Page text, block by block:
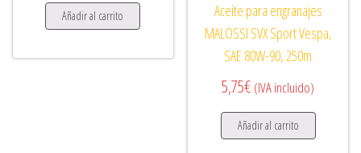
Añadir al carrito
Aceite para engranajes
MALOSSI SVX Sport Vespa,
SAE 80W-90, 250m
5,75€ (IVA incluido)
Añadir al carrito